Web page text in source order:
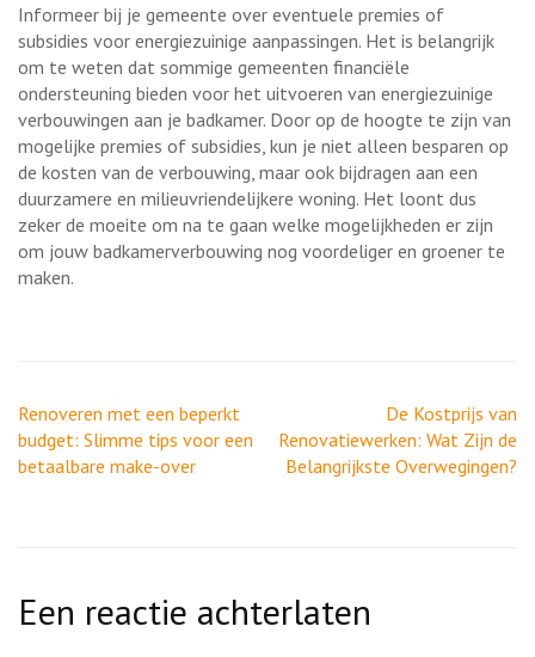
Informeer bij je gemeente over eventuele premies of
subsidies voor energiezuinige aanpassingen. Het is belangrijk
om te weten dat sommige gemeenten financiële
ondersteuning bieden voor het uitvoeren van energiezuinige
verbouwingen aan je badkamer. Door op de hoogte te zijn van
mogelijke premies of subsidies, kun je niet alleen besparen op
de kosten van de verbouwing, maar ook bijdragen aan een
duurzamere en milieuvriendelijkere woning. Het loont dus
zeker de moeite om na te gaan welke mogelijkheden er zijn
om jouw badkamerverbouwing nog voordeliger en groener te
maken.
Berichtnavigatie
Renoveren met een beperkt
budget: Slimme tips voor een
betaalbare make-over
De Kostprijs van
Renovatiewerken: Wat Zijn de
Belangrijkste Overwegingen?
Een reactie achterlaten